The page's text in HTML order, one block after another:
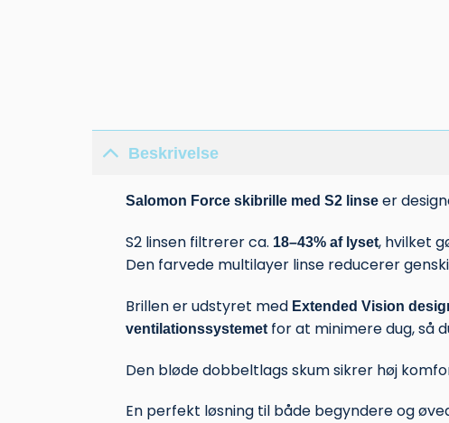
Beskrivelse
Salomon Force skibrille med S2 linseer
S2 linsen filtrerer ca. 18–43% af lyset, hvilket
Den farvede multilayer linse reducerer
Brillen er udstyret med Extended Vision
ventilationssystemetfor at minimere dug, så
Den bløde dobbeltlags skum sikrer høj
En perfekt løsning til både begyndere og